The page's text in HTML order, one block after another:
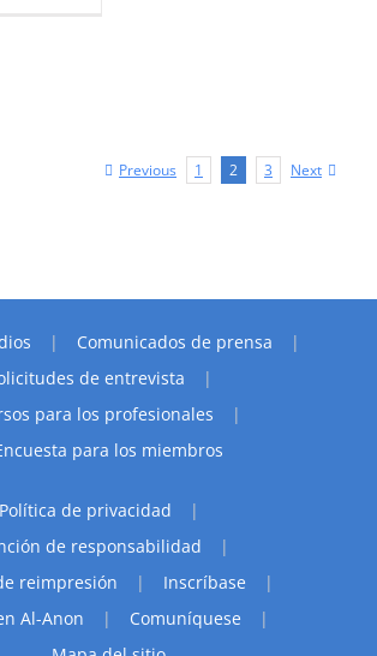
Previous 1 2 3 Next
Comunicados de prensa
de entrevista
para los profesionales
para los miembros
Política de privacidad
de responsabilidad
reimpresión
Inscríbase
Al-Anon
Comuníquese